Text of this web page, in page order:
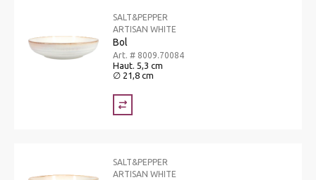
SALT&PEPPER
ARTISAN WHITE
Bol
Art. # 8009.70084
Haut. 5,3 cm
∅ 21,8 cm
SALT&PEPPER
ARTISAN WHITE